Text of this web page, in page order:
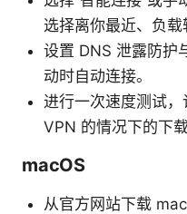
选择离你最近、负载
设置 DNS 泄露防护
动时自动连接。
进行一次速度测试
VPN 的情况下的下
macOS
从官方网站下载